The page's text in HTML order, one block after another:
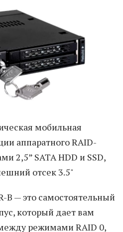
мобильная
аппаратного RAID-
2,5” SATA HDD и SSD,
отсек 3.5"
B — это самостоятельный
который дает вам
режимами RAID 0,